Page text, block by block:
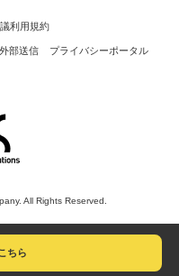
ちら
利用規約
部送信 プライバシーポータル
All Rights Reserved.